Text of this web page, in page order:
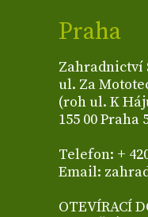
Praha
Zahradnictví
ul. Za
(roh ul. K
155 00 Praha
Telefon: +
Email:
OTEVÍRACÍ